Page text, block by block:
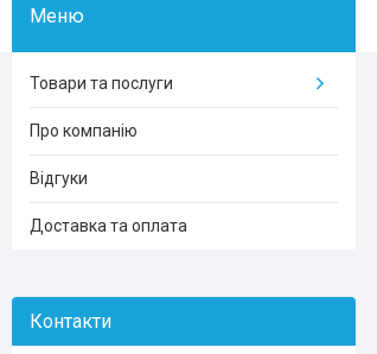
Товари та послуги
Про компанію
Відгуки
Доставка та оплата